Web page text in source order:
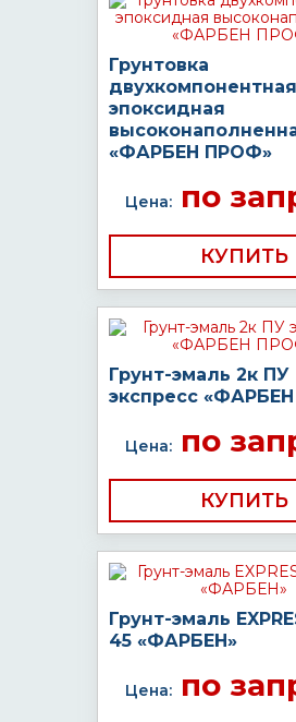
Грунтовка
двухкомпонентная
эпоксидная
«ФАРБЕН ПРОФ»
Цена:по
КУПИТЬ
Грунт-эмаль 2к ПУ
экспресс
Цена:по
КУПИТЬ
Грунт-эмаль
45 «ФАРБЕН»
Цена:по